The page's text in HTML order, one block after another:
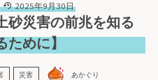
2025年9月30日
砂災害の前兆を知る
ために】
災害 あかぐり